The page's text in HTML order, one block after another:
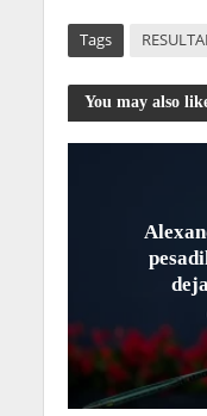
Tags
You may also